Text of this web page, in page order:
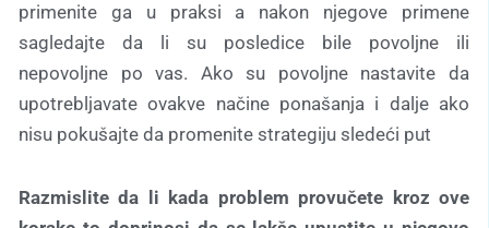
primenite ga u praksi a nakon njegove primene
sagledajte da li su posledice bile povoljne ili
nepovoljne po vas. Ako su povoljne nastavite da
upotrebljavate ovakve načine ponašanja i dalje ako
nisu pokušajte da promenite strategiju sledeći put
Razmislite da li kada problem provučete kroz ove